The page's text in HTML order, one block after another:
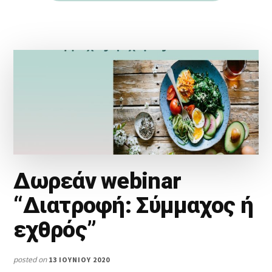
Δωρεάν webinar
“Διατροφή: Σύμμαχος ή
εχθρός”
posted on 13 ΙΟΥΝΊΟΥ 2020